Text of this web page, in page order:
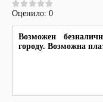
Оценило: 0
Возможен
городу. Возможна